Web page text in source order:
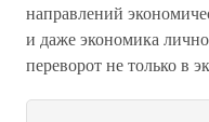
направлений
и даже экономика
переворот не только в